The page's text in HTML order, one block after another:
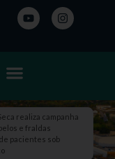
realiza campanha
e fraldas
pacientes sob